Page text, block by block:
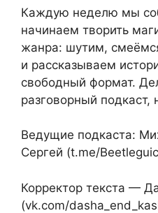
Каждую неделю мы
начинаем творить
жанра: шутим,
и рассказываем
свободный формат.
разговорный подкаст,
Ведущие подкаста:
Сергей (t.me/
Корректор текста —
(vk.com/